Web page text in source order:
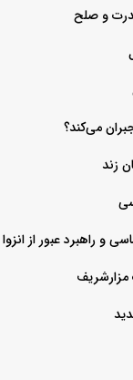
و صلح‌
می‌کند؟
زند
و راهبرد عبور از انزوا
مزارشریف